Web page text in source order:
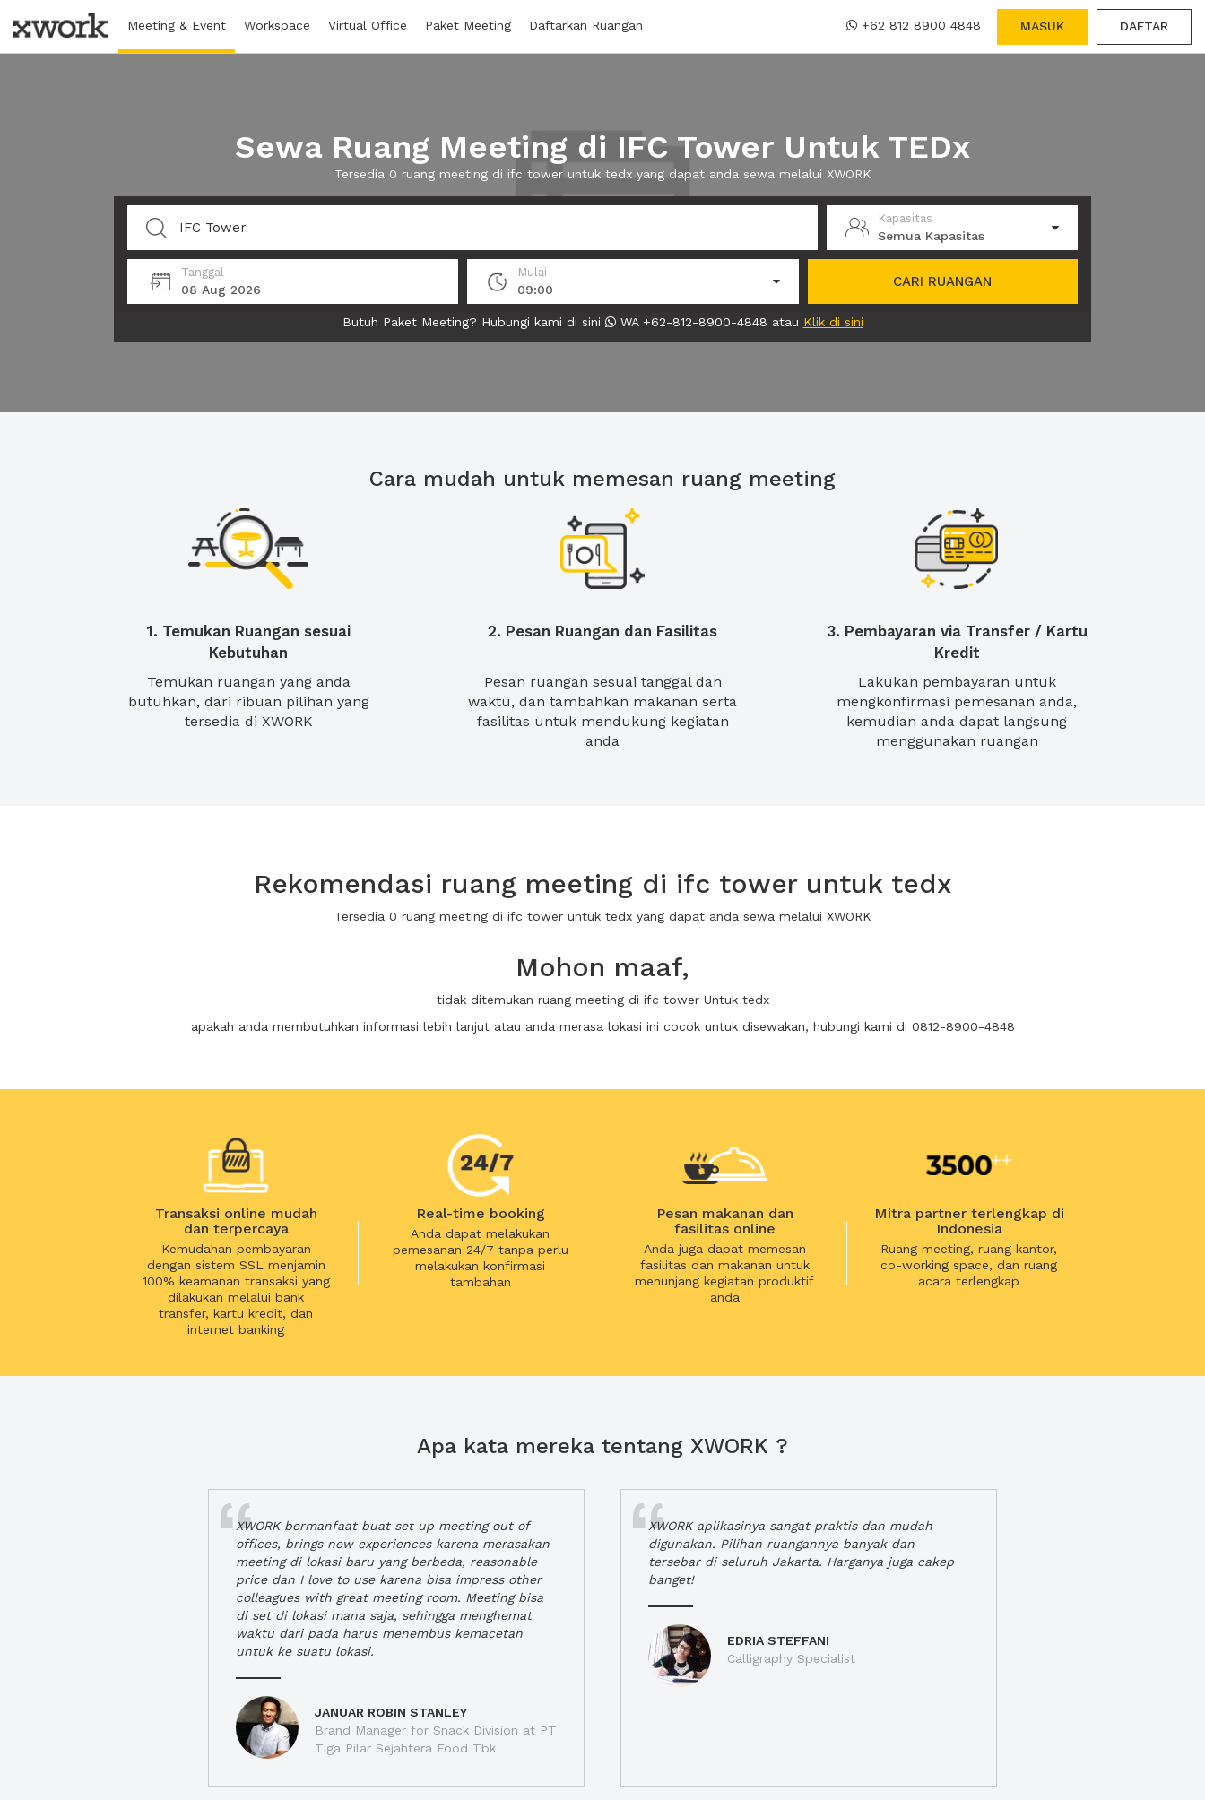
Meeting & Event Workspace Virtual Office Paket Meeting Daftarkan Ruangan +62 812 8900 4848 MASUK DAFTAR
Sewa Ruang Meeting di IFC Tower Untuk TEDx
Tersedia 0 ruang meeting di ifc tower untuk tedx yang dapat anda sewa melalui XWORK
Kapasitas
Semua Kapasitas
Tanggal
08 Aug 2026
Mulai
09:00
CARI RUANGAN
Butuh Paket Meeting? Hubungi kami di sini WA +62-812-8900-4848 atau Klik di sini
Cara mudah untuk memesan ruang meeting
1. Temukan Ruangan sesuai
Kebutuhan
Temukan ruangan yang anda
butuhkan, dari ribuan pilihan yang
tersedia di XWORK
2. Pesan Ruangan dan Fasilitas
Pesan ruangan sesuai tanggal dan
waktu, dan tambahkan makanan serta
fasilitas untuk mendukung kegiatan
anda
3. Pembayaran via Transfer / Kartu
Kredit
Lakukan pembayaran untuk
mengkonfirmasi pemesanan anda,
kemudian anda dapat langsung
menggunakan ruangan
Rekomendasi ruang meeting di ifc tower untuk tedx
Tersedia 0 ruang meeting di ifc tower untuk tedx yang dapat anda sewa melalui XWORK
Mohon maaf,
tidak ditemukan ruang meeting di ifc tower Untuk tedx
apakah anda membutuhkan informasi lebih lanjut atau anda merasa lokasi ini cocok untuk disewakan, hubungi kami di 0812-8900-4848
Transaksi online mudah
dan terpercaya
Kemudahan pembayaran
dengan sistem SSL menjamin
100% keamanan transaksi yang
dilakukan melalui bank
transfer, kartu kredit, dan
internet banking
Real-time booking
Anda dapat melakukan
pemesanan 24/7 tanpa perlu
melakukan konfirmasi
tambahan
Pesan makanan dan
fasilitas online
Anda juga dapat memesan
fasilitas dan makanan untuk
menunjang kegiatan produktif
anda
Mitra partner terlengkap di
Indonesia
Ruang meeting, ruang kantor,
co-working space, dan ruang
acara terlengkap
Apa kata mereka tentang XWORK ?
XWORK bermanfaat buat set up meeting out of
offices, brings new experiences karena merasakan
meeting di lokasi baru yang berbeda, reasonable
price dan I love to use karena bisa impress other
colleagues with great meeting room. Meeting bisa
di set di lokasi mana saja, sehingga menghemat
waktu dari pada harus menembus kemacetan
untuk ke suatu lokasi.
JANUAR ROBIN STANLEY
Brand Manager for Snack Division at PT
Tiga Pilar Sejahtera Food Tbk
XWORK aplikasinya sangat praktis dan mudah
digunakan. Pilihan ruangannya banyak dan
tersebar di seluruh Jakarta. Harganya juga cakep
banget!
EDRIA STEFFANI
Calligraphy Specialist